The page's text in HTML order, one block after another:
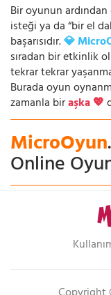
Bir oyunun
isteği ya da “bir el
başarısıdır.💎
sıradan bir etkinlik
tekrar tekrar
Burada oyun
zamanla biraşka 💖
MicroOyun
Online